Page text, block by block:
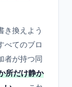
き換えよう
べてのブロ
者が持つ同
所だけ静か